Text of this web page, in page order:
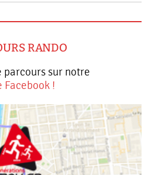
RANDO
parcours sur notre
Facebook !